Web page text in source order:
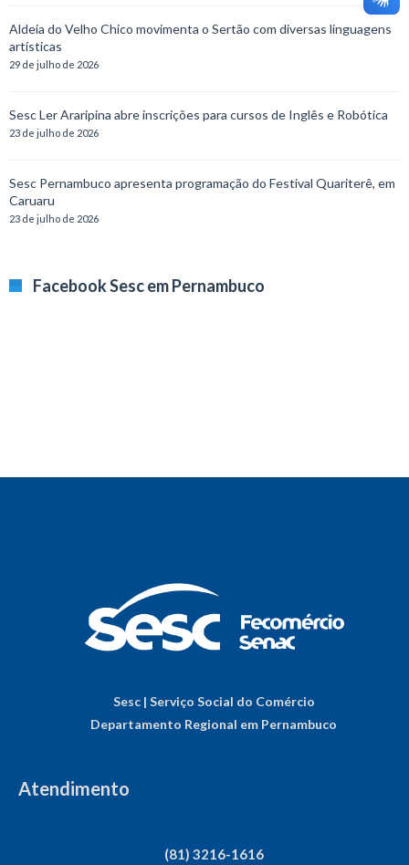
Aldeia do Velho Chico movimenta o Sertão com diversas linguagens
artísticas
29 de julho de 2026
Sesc Ler Araripina abre inscrições para cursos de Inglês e Robótica
23 de julho de 2026
Sesc Pernambuco apresenta programação do Festival Quariterê, em
Caruaru
23 de julho de 2026
Facebook Sesc em Pernambuco
Sesc | Serviço Social do Comércio
Departamento Regional em Pernambuco
Atendimento
(81) 3216-1616